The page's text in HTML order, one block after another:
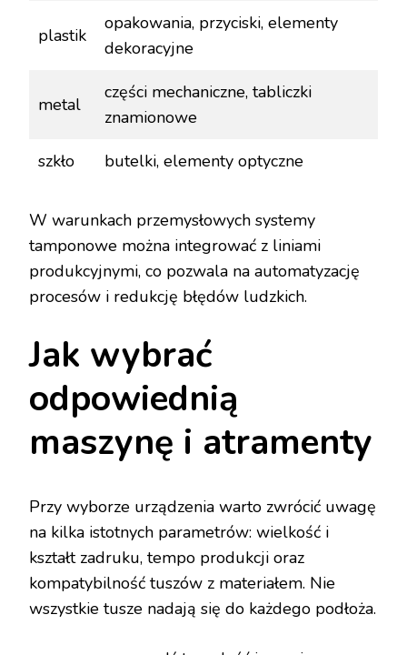
plastik
opakowania, przyciski, elementy
dekoracyjne
metal
części mechaniczne, tabliczki
znamionowe
szkło
butelki, elementy optyczne
W warunkach przemysłowych systemy
tamponowe można integrować z liniami
produkcyjnymi, co pozwala na automatyzację
procesów i redukcję błędów ludzkich.
Jak wybrać
odpowiednią
maszynę i atramenty
Przy wyborze urządzenia warto zwrócić uwagę
na kilka istotnych parametrów: wielkość i
kształt zadruku, tempo produkcji oraz
kompatybilność tuszów z materiałem. Nie
wszystkie tusze nadają się do każdego podłoża.